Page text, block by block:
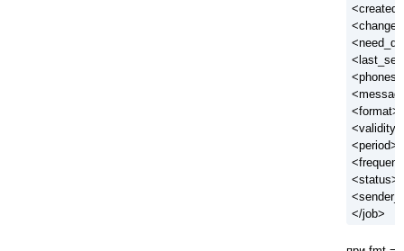
</job>